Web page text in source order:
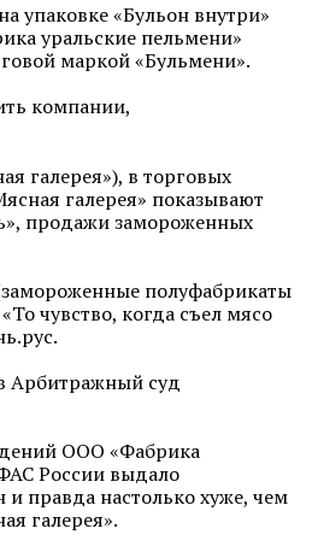
упаковке «Бульон внутри»
уральские пельмени»
маркой «Бульмени».
компании,
галерея»), в торговых
галерея» показывают
продажи замороженных
полуфабрикаты
чувство, когда съел мясо
Арбитражный суд
ООО «Фабрика
России выдало
правда настолько хуже, чем
галерея».